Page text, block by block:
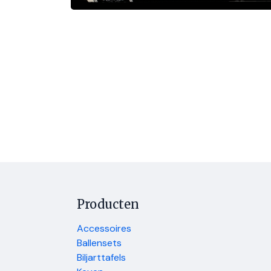
Producten
Accessoires
Ballensets
Biljarttafels